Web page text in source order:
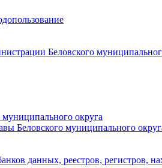
Беловского
округа
Беловского муниципального
данных, реестров, регистров,